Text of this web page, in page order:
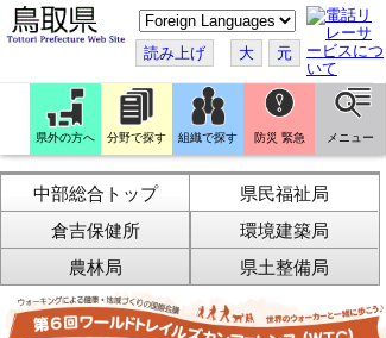
こ
の
ペ
ー
ジ
を
翻
訳
す
る
読み上げ 大 元
県外の方へ 分野で探す 組織で探す 防災 緊急 メニュー
中部総合トップ
県民福祉局
倉吉保健所
環境建築局
農林局
県土整備局